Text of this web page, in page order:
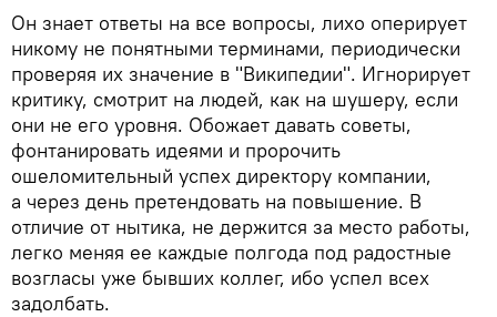
Он знает ответы на все вопросы, лихо оперирует
никому не понятными терминами, периодически
проверяя их значение в "Википедии". Игнорирует
критику, смотрит на людей, как на шушеру, если
они не его уровня. Обожает давать советы,
фонтанировать идеями и пророчить
ошеломительный успех директору компании,
а через день претендовать на повышение. В
отличие от нытика, не держится за место работы,
легко меняя ее каждые полгода под радостные
возгласы уже бывших коллег, ибо успел всех
задолбать.